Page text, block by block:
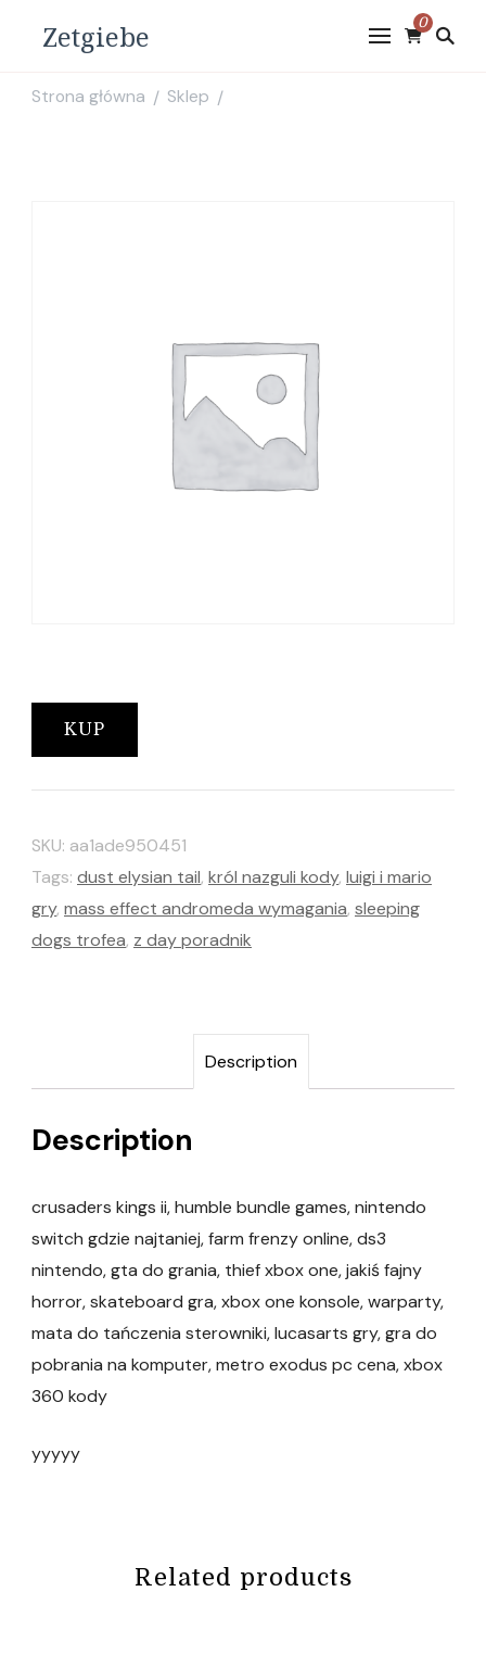
Zetgiebe 0
Strona główna / Sklep /
KUP
SKU: aa1ade950451
Tags: dust elysian tail, król nazguli kody, luigi i mario
gry, mass effect andromeda wymagania, sleeping
dogs trofea, z day poradnik
Description
Description
crusaders kings ii, humble bundle games, nintendo
switch gdzie najtaniej, farm frenzy online, ds3
nintendo, gta do grania, thief xbox one, jakiś fajny
horror, skateboard gra, xbox one konsole, warparty,
mata do tańczenia sterowniki, lucasarts gry, gra do
pobrania na komputer, metro exodus pc cena, xbox
360 kody
yyyyy
Related products